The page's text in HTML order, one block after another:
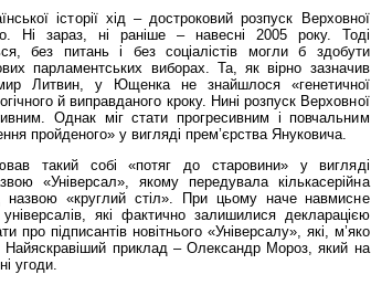
історії хід – достроковий розпуск Верховної
Ні зараз, ні раніше – навесні 2005 року. Тоді
без питань і без соціалістів могли б здобути
парламентських виборах. Та, як вірно зазначив
Литвин, у Ющенка не знайшлося «генетичної
й виправданого кроку. Нині розпуск Верховної
Однак міг стати прогресивним і повчальним
пройденого» у вигляді прем’єрства Януковича.
такий собі «потяг до старовини» у вигляді
«Універсал», якому передувала кількасерійна
назвою «круглий стіл». При цьому наче навмисне
які фактично залишилися декларацією
про підписантів новітнього «Універсалу», які, м’яко
Найяскравіший приклад – Олександр Мороз, який на
угоди.